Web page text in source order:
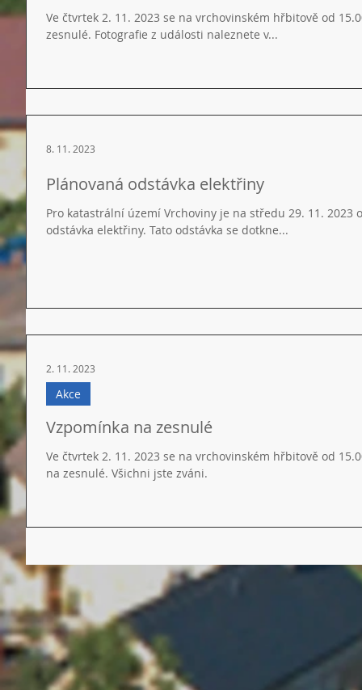
Ve čtvrtek 2. 11. 2023 se na vrchovinském hřbitově od
zesnulé. Fotografie z události naleznete v...
Plánovaná odstávka elektřiny
Pro katastrální území Vrchoviny je na středu 29. 11. 2023
odstávka elektřiny. Tato odstávka se dotkne...
8. 11. 2023
Vzpomínka na zesnulé
Ve čtvrtek 2. 11. 2023 se na vrchovinském hřbitově od
na zesnulé. Všichni jste zváni.
Akce
2. 11. 2023